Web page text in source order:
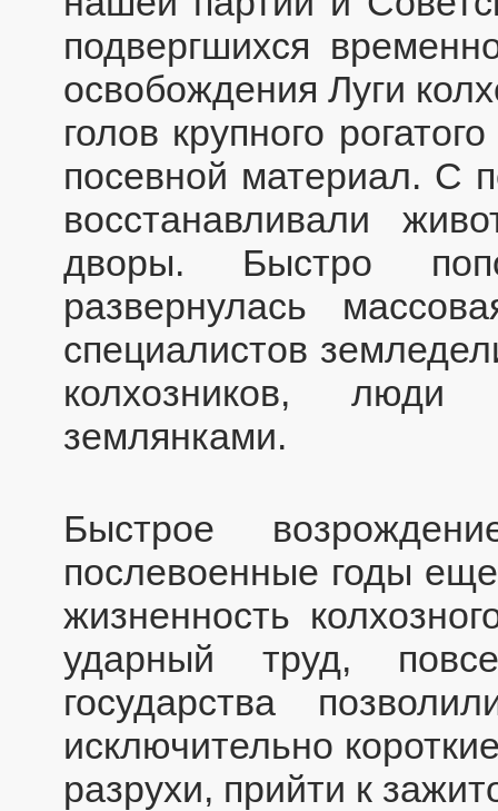
подвергшихся
освобождения Луги
голов крупного
посевной материал. С
восстанавливали
дворы. Быстро
развернулась
специалистов
колхозников, люди
землянками.
Быстрое
послевоенные годы
жизненность
ударный труд,
государства
исключительно
разрухи, прийти к